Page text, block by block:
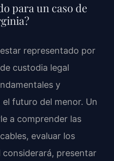
para un caso de
representado por
custodia legal
y
futuro del menor. Un
a comprender las
evaluar los
presentar